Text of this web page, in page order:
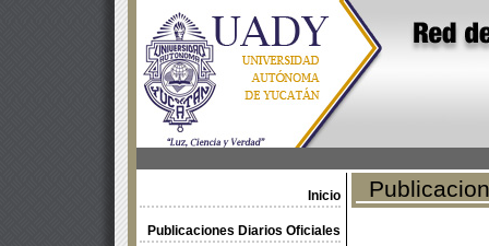
Inicio
Publicaciones Diarios Oficiales